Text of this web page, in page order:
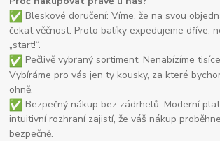
Bleskové doručení: Víme, že na svou
čekat věčnost. Proto balíky expedujeme dříve,
„start!“.
Pečlivě vybraný sortiment: Nenabízíme
Vybíráme pro vás jen ty kousky, za které
ohně.
Bezpečný nákup bez zádrhelů: Moderní
intuitivní rozhraní zajistí, že váš nákup
bezpečně.